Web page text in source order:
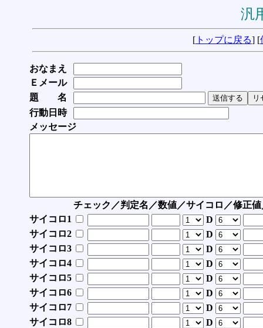
汎
[ トップに戻る] [
おなまえ
Ｅメール
題 名
行動日時
メッセージ
チェック／判定名／数値／サイコロ／修正
サイコロ1
D
サイコロ2
D
サイコロ3
D
サイコロ4
D
サイコロ5
D
サイコロ6
D
サイコロ7
D
サイコロ8
D